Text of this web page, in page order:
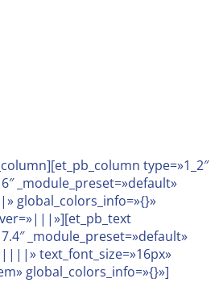
type=»1_2″
_module_preset=»default»
global_colors_info=»{}»
_module_preset=»default»
text_font_size=»16px»
global_colors_info=»{}»]